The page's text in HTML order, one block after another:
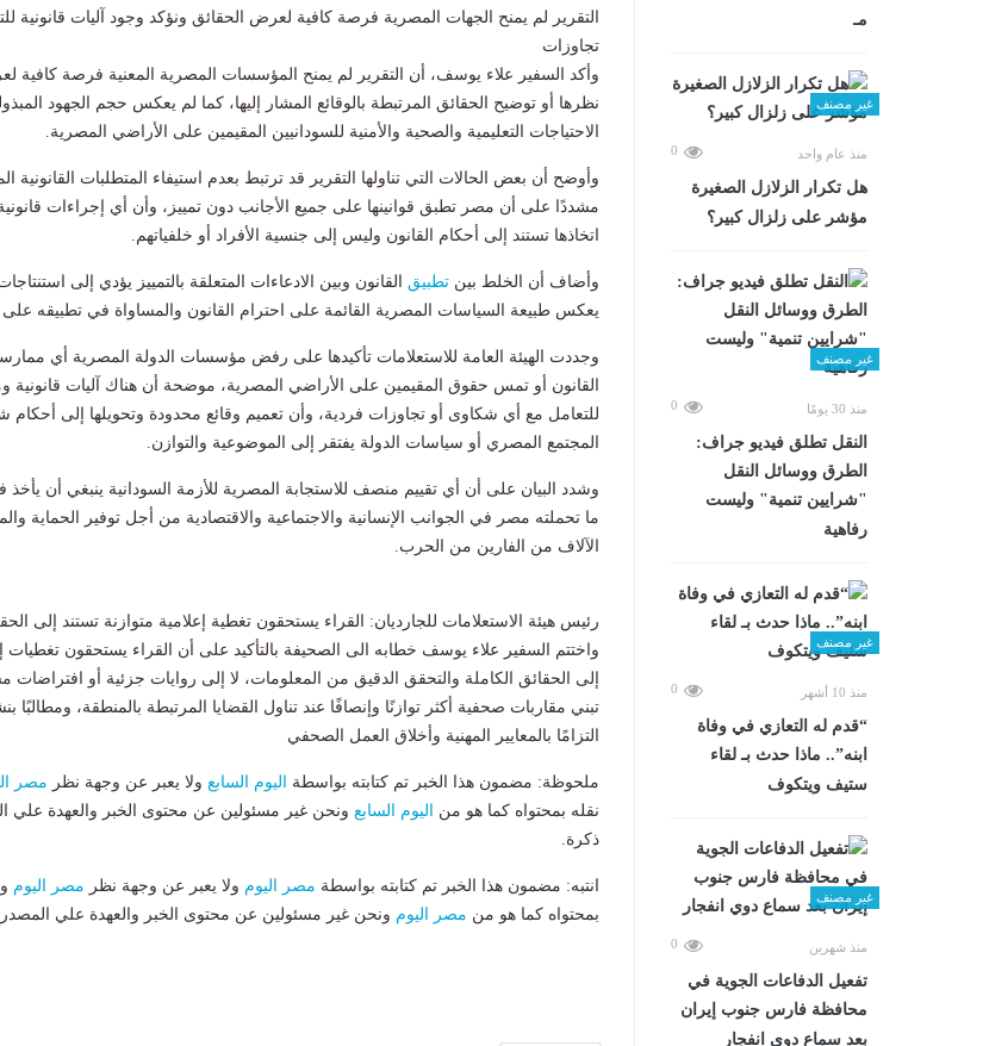
مـ
غير مصنف
منذ عام واحد 0
هل تكرار الزلازل الصغيرة
مؤشر على زلزال كبير؟
غير مصنف
منذ 30 يومًا 0
​النقل تطلق فيديو جراف:
الطرق ووسائل النقل
"شرايين تنمية" وليست
رفاهية
غير مصنف
منذ 10 أشهر 0
“قدم له التعازي في وفاة
ابنه”.. ماذا حدث بـ لقاء
ستيف ويتكوف
غير مصنف
منذ شهرين 0
تفعيل الدفاعات الجوية في
محافظة فارس جنوب إيران
بعد سماع دوي انفجار
التقرير لم يمنح الجهات المصرية فرصة كافية لعرض الحقائق ونؤكد وجود آليات قانونية
تجاوزات
وأكد السفير علاء يوسف، أن التقرير لم يمنح المؤسسات المصرية المعنية فرصة كافية
نظرها أو توضيح الحقائق المرتبطة بالوقائع المشار إليها، كما لم يعكس حجم الجهود
الاحتياجات التعليمية والصحية والأمنية للسودانيين المقيمين على الأراضي المصرية.
وأوضح أن بعض الحالات التي تناولها التقرير قد ترتبط بعدم استيفاء المتطلبات القانونية
مشددًا على أن مصر تطبق قوانينها على جميع الأجانب دون تمييز، وأن أي إجراءات قانونية
اتخاذها تستند إلى أحكام القانون وليس إلى جنسية الأفراد أو خلفياتهم.
وأضاف أن الخلط بين تطبيق القانون وبين الادعاءات المتعلقة بالتمييز يؤدي إلى
يعكس طبيعة السياسات المصرية القائمة على احترام القانون والمساواة في تطبيقه على
وجددت الهيئة العامة للاستعلامات تأكيدها على رفض مؤسسات الدولة المصرية أي
القانون أو تمس حقوق المقيمين على الأراضي المصرية، موضحة أن هناك آليات قانونية
للتعامل مع أي شكاوى أو تجاوزات فردية، وأن تعميم وقائع محدودة وتحويلها إلى أحكام
المجتمع المصري أو سياسات الدولة يفتقر إلى الموضوعية والتوازن.
وشدد البيان على أن أي تقييم منصف للاستجابة المصرية للأزمة السودانية ينبغي أن يأخذ
ما تحملته مصر في الجوانب الإنسانية والاجتماعية والاقتصادية من أجل توفير الحماية
الآلاف من الفارين من الحرب.
رئيس هيئة الاستعلامات للجارديان: القراء يستحقون تغطية إعلامية متوازنة تستند إلى
واختتم السفير علاء يوسف خطابه الى الصحيفة بالتأكيد على أن القراء يستحقون تغطيات
إلى الحقائق الكاملة والتحقق الدقيق من المعلومات، لا إلى روايات جزئية أو افتراضات
تبني مقاربات صحفية أكثر توازنًا وإنصافًا عند تناول القضايا المرتبطة بالمنطقة، ومطالبًا
التزامًا بالمعايير المهنية وأخلاق العمل الصحفي
ملحوظة: مضمون هذا الخبر تم كتابته بواسطة اليوم السابع ولا يعبر عن وجهة نظر مصر
نقله بمحتواه كما هو من
اليوم السابع ونحن غير مسئولين عن محتوى الخبر والعهدة علي
ذكرة.
انتبه: مضمون هذا الخبر تم كتابته بواسطة مصر اليوم ولا يعبر عن وجهة نظر مصر اليوم
بمحتواه كما هو من مصر اليوم ونحن غير مسئولين عن محتوى الخبر والعهدة علي